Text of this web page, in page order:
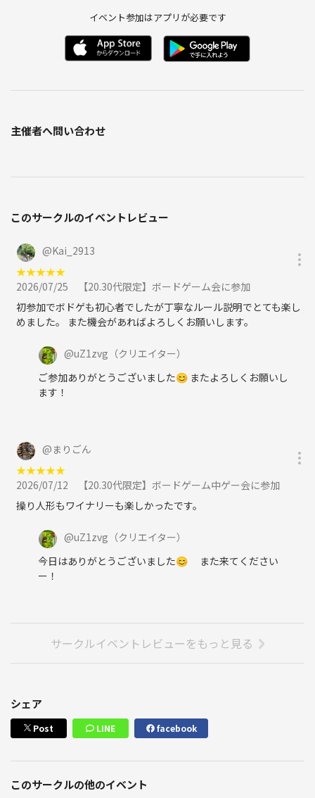
イベント参加はアプリが必要です
主催者へ問い合わせ
このサークルのイベントレビュー
@Kai_2913
★★★★★
2026/07/25
【20.30代限定】ボードゲーム会に参加
初参加でボドゲも初心者でしたが丁寧なルール説明でとても楽し
めました。 また機会があればよろしくお願いします。
@uZ1zvg （クリエイター）
ご参加ありがとうございました😊 またよろしくお願いし
ます！
@まりごん
★★★★★
2026/07/12
【20.30代限定】ボードゲーム中ゲー会に参加
操り人形もワイナリーも楽しかったです。
@uZ1zvg （クリエイター）
今日はありがとうございました😊 また来てください
ー！
サークルイベントレビューをもっと見る
シェア
Post LINE facebook
このサークルの他のイベント